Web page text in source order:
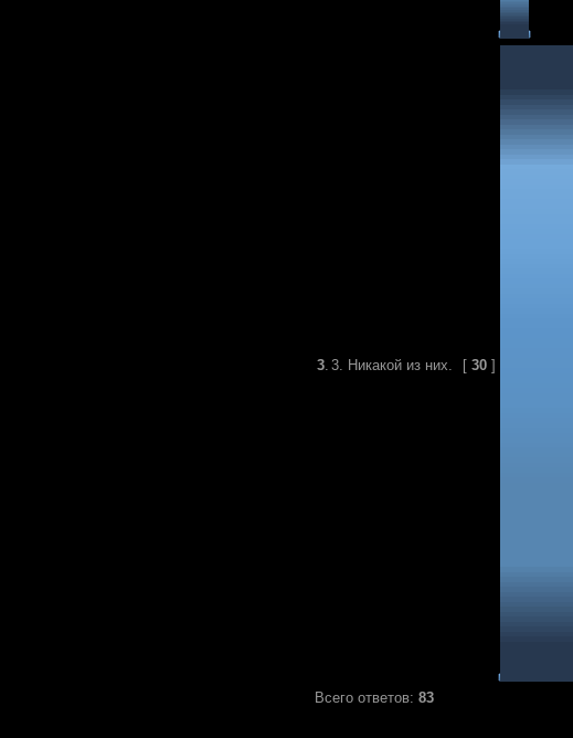
3. 3. Никакой из них. [ 30]
Всего ответов: 83